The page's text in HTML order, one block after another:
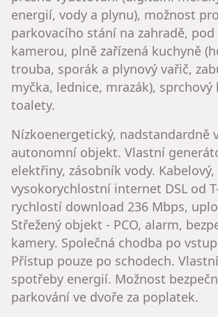
energií, vody a plynu), možnost
parkovacího stání na zahradě,
kamerou, plně zařízená kuchyně
trouba, sporák a plynový vařič,
myčka, lednice, mrazák), sprchový
toalety.
Nízkoenergetický, nadstandardně
autonomní objekt. Vlastní
elektřiny, zásobník vody. Kabelový,
vysokorychlostní internet DSL od
rychlostí download 236 Mbps,
Střežený objekt - PCO, alarm,
kamery. Společná chodba po
Přístup pouze po schodech.
spotřeby energií. Možnost
parkování ve dvoře za poplatek.